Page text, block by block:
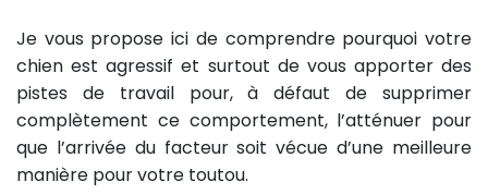
Je vous propose ici de comprendre pourquoi votre
chien est agressif et surtout de vous apporter des
pistes de travail pour, à défaut de supprimer
complètement ce comportement, l’atténuer pour
que l’arrivée du facteur soit vécue d’une meilleure
manière pour votre toutou.